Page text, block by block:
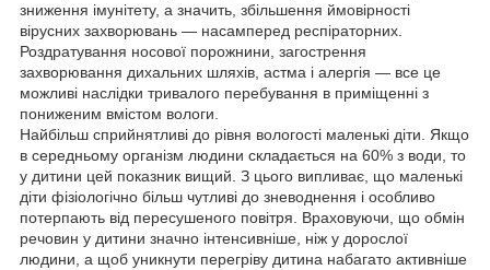
зниження імунітету, а значить, збільшення ймовірності
вірусних захворювань — насамперед респіраторних.
Роздратування носової порожнини, загострення
захворювання дихальних шляхів, астма і алергія — все це
можливі наслідки тривалого перебування в приміщенні з
пониженим вмістом вологи.
Найбільш сприйнятливі до рівня вологості маленькі діти. Якщо
в середньому організм людини складається на 60% з води, то
у дитини цей показник вищий. З цього випливає, що маленькі
діти фізіологічно більш чутливі до зневоднення і особливо
потерпають від пересушеного повітря. Враховуючи, що обмін
речовин у дитини значно інтенсивніше, ніж у дорослої
людини, а щоб уникнути перегріву дитина набагато активніше